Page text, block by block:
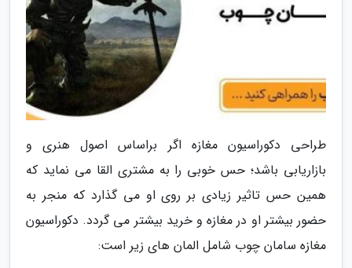
طراحی دکوراسیون مغازه اگر براساس اصول هنری و
بازاریابی باشد؛ حس خوبی را به مشتری القا می نماید که
همین حس تاثیر زیادی بر روی او می گذارد که منجر به
حضور بیشتر او در مغازه و خرید بیشتر می گردد. دکوراسیون
مغازه سامان چوب شامل المان های زیر است: